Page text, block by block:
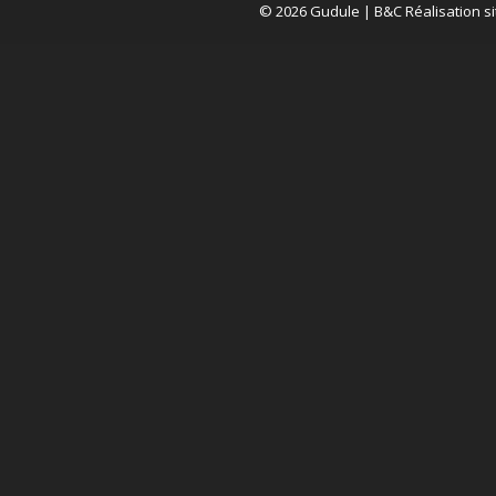
© 2026 Gudule | B&C Réalisation